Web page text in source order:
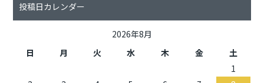
投稿日カレンダー
2026年8月
日
月 火 水 木 金
土
1